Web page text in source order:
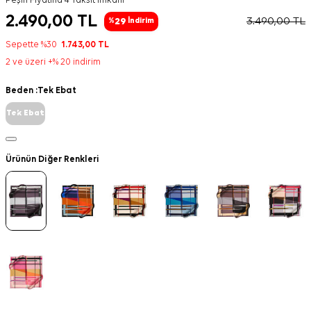
2.490,00 TL %29 İndirim 3.490,00TL
Sepette %30 1.743,00 TL
2 ve üzeri +% 20 indirim
Beden :Tek Ebat
Tek Ebat
Ürünün Diğer Renkleri